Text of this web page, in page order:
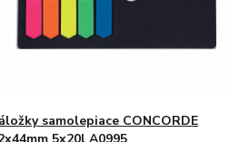
samolepiace CONCORDE